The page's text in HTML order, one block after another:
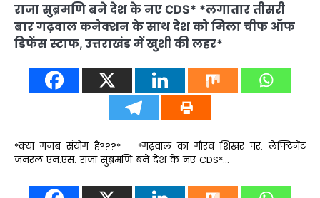
राजा सुब्रमणि बने देश के नए CDS* *लगातार तीसरी
बार गढ़वाल कनेक्शन के साथ देश को मिला चीफ ऑफ
डिफेंस स्टाफ, उत्तराखंड में खुशी की लहर*
*क्या गजब संयोग है???* *गढ़वाल का गौरव शिखर पर: लेफ्टिनेंट
जनरल एन.एस. राजा सुब्रमणि बने देश के नए CDS*…